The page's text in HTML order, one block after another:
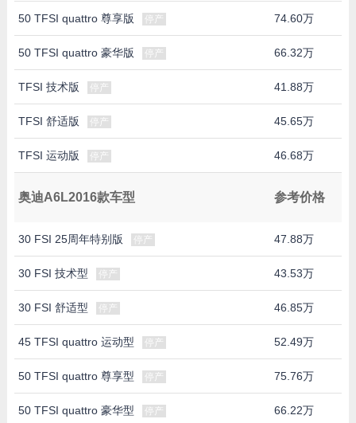
50 TFSI quattro 尊享版 停产 74.60万
50 TFSI quattro 豪华版 停产 66.32万
TFSI 技术版 停产 41.88万
TFSI 舒适版 停产 45.65万
TFSI 运动版 停产 46.68万
奥迪A6L2016款车型 参考价格
30 FSI 25周年特别版 停产 47.88万
30 FSI 技术型 停产 43.53万
30 FSI 舒适型 停产 46.85万
45 TFSI quattro 运动型 停产 52.49万
50 TFSI quattro 尊享型 停产 75.76万
50 TFSI quattro 豪华型 停产 66.22万